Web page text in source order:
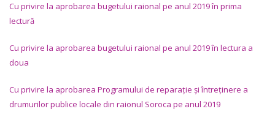
Cu privire la aprobarea bugetului raional pe anul 2019 în prima
lectură
Cu privire la aprobarea bugetului raional pe anul 2019 în lectura a
doua
Cu privire la aprobarea Programului de reparație și întreținere a
drumurilor publice locale din raionul Soroca pe anul 2019